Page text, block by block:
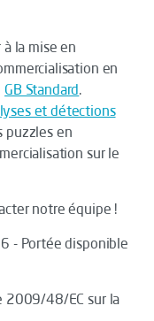
la mise en
en
GB Standard.
et détections
puzzles en
sur le
notre équipe !
- Portée disponible
2009/48/EC sur la